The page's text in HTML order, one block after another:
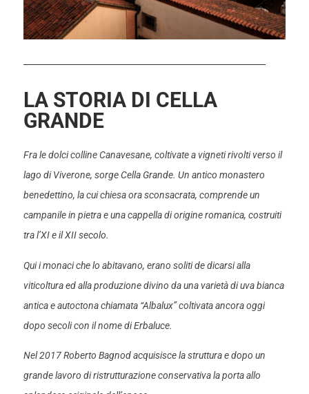
LA STORIA DI CELLA
GRANDE
Fra le dolci colline Canavesane, coltivate a vigneti rivolti verso il
lago di Viverone, sorge Cella Grande. Un antico monastero
benedettino, la cui chiesa ora sconsacrata, comprende un
campanile in pietra e una cappella di origine romanica, costruiti
tra l’XI e il XII secolo.
Qui i monaci che lo abitavano, erano soliti de dicarsi alla
viticoltura ed alla produzione divino da una varietà di uva bianca
antica e autoctona chiamata “Albalux” coltivata ancora oggi
dopo secoli con il nome di Erbaluce.
Nel 2017 Roberto Bagnod acquisisce la struttura e dopo un
grande lavoro di ristrutturazione conservativa la porta allo